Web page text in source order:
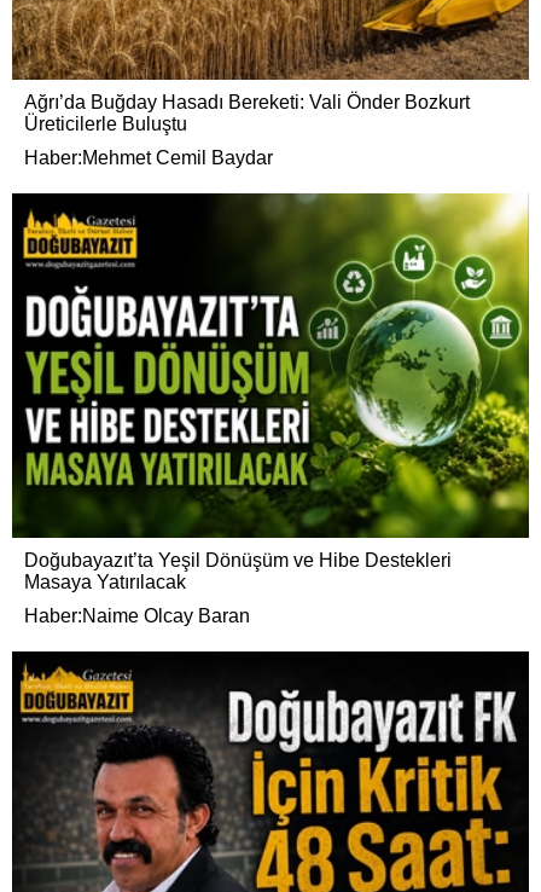
Ağrı’da Buğday Hasadı Bereketi: Vali Önder Bozkurt
Üreticilerle Buluştu
Haber:Mehmet Cemil Baydar
Doğubayazıt’ta Yeşil Dönüşüm ve Hibe Destekleri
Masaya Yatırılacak
Haber:Naime Olcay Baran